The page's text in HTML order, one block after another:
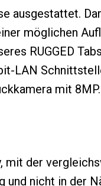
ausgestattet.
möglichen
RUGGED
LAN
mit 8MP.
mit der
nicht in der